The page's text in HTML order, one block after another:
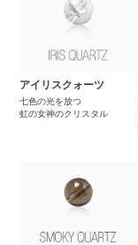
アイリスクォーツ
七色の光を放つ
虹の女神のクリスタル